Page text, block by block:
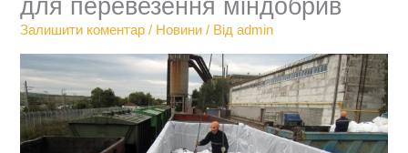
для перевезення міндобрив
Залишити коментар / Новини / Відadmin